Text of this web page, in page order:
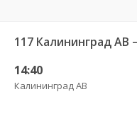
117 Калининград
14:40
Калининград АВ